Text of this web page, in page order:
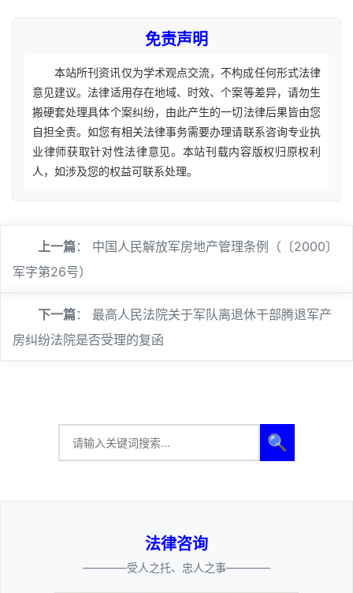
免责声明
本站所刊资讯仅为学术观点交流，不构成任何形式法律
意见建议。法律适用存在地域、时效、个案等差异，请勿生
搬硬套处理具体个案纠纷，由此产生的一切法律后果皆由您
自担全责。如您有相关法律事务需要办理请联系咨询专业执
业律师获取针对性法律意见。本站刊载内容版权归原权利
人，如涉及您的权益可联系处理。
上一篇： 中国人民解放军房地产管理条例（〔2000〕
军字第26号）
下一篇： 最高人民法院关于军队离退休干部腾退军产
房纠纷法院是否受理的复函
🔍
法律咨询
————受人之托、忠人之事————